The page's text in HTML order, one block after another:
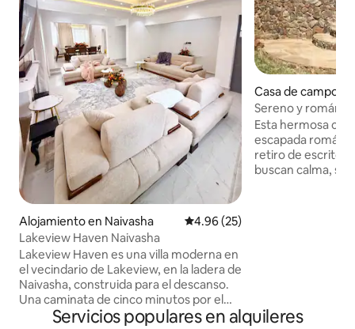
Alojamiento en Naivasha Calificación promedio: 4.96 de
4.96 (25)
Lakeview Haven Naivasha
Lakeview Haven es una villa moderna en
el vecindario de Lakeview, en la ladera de
Naivasha, construida para el descanso.
Una caminata de cinco minutos por el
camino conduce a una vista
Casa de campo
Sereno y
Naivasha norte
Esta hermosa
escapada
retiro de
buscan calma,
bar/restaurante,
Servicios populares en alquileres